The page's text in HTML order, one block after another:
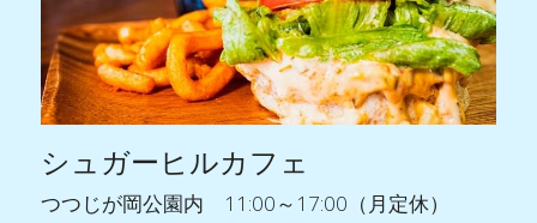
シュガーヒルカフェ
つつじが岡公園内　11:00～17:00（月定休）